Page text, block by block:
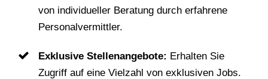
von individueller Beratung durch erfahrene
Personalvermittler.
Exklusive Stellenangebote: Erhalten Sie
Zugriff auf eine Vielzahl von exklusiven Jobs.